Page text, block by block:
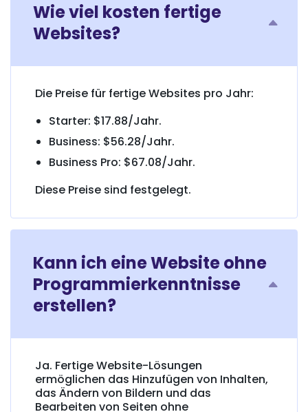
Wie viel kosten fertige
Websites?
Die Preise für fertige Websites pro Jahr:
Starter: $17.88/Jahr.
Business: $56.28/Jahr.
Business Pro: $67.08/Jahr.
Diese Preise sind festgelegt.
Kann ich eine Website ohne
Programmierkenntnisse
erstellen?
Ja. Fertige Website-Lösungen
ermöglichen das Hinzufügen von Inhalten,
das Ändern von Bildern und das
Bearbeiten von Seiten ohne